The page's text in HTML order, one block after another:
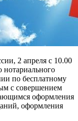
2 апреля с 10.00
нотариального
по бесплатному
с совершением
оформления
оформления